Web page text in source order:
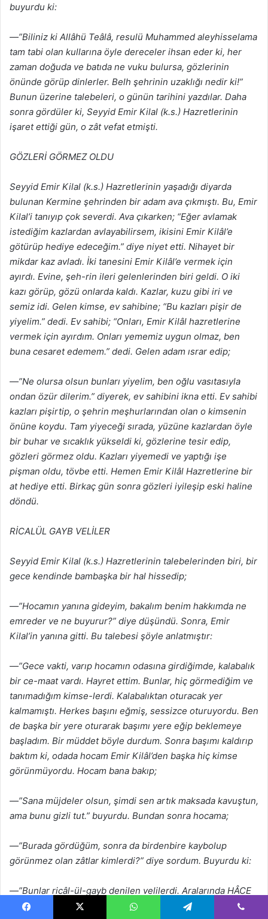
buyurdu ki:
—”Biliniz ki Allâhü Teâlâ, resulü Muhammed aleyhisselama
tam tabi olan kullarına öyle dereceler ihsan eder ki, her
zaman doğuda ve batıda ne vuku bulursa, gözlerinin
önünde görüp dinlerler. Belh şehrinin uzaklığı nedir ki!”
Bunun üzerine talebeleri, o günün tarihini yazdılar. Daha
sonra gördüler ki, Seyyid Emir Kilal (k.s.) Hazretlerinin
işaret ettiği gün, o zât vefat etmişti.
GÖZLERİ GÖRMEZ OLDU
Seyyid Emir Kilal (k.s.) Hazretlerinin yaşadığı diyarda
bulunan Kermine şehrinden bir adam ava çıkmıştı. Bu, Emir
Kilal’i tanıyıp çok severdi. Ava çıkarken; “Eğer avlamak
istediğim kazlardan avlayabilirsem, ikisini Emir Kilâl’e
götürüp hediye edeceğim.” diye niyet etti. Nihayet bir
mikdar kaz avladı. İki tanesini Emir Kilâl’e vermek için
ayırdı. Evine, şeh-rin ileri gelenlerinden biri geldi. O iki
kazı görüp, gözü onlarda kaldı. Kazlar, kuzu gibi iri ve
semiz idi. Gelen kimse, ev sahibine; “Bu kazları pişir de
yiyelim.” dedi. Ev sahibi; “Onları, Emir Kilâl hazretlerine
vermek için ayırdım. Onları yememiz uygun olmaz, ben
buna cesaret edemem.” dedi. Gelen adam ısrar edip;
—”Ne olursa olsun bunları yiyelim, ben oğlu vasıtasıyla
ondan özür dilerim.” diyerek, ev sahibini ikna etti. Ev sahibi
kazları pişirtip, o şehrin meşhurlarından olan o kimsenin
önüne koydu. Tam yiyeceği sırada, yüzüne kazlardan öyle
bir buhar ve sıcaklık yükseldi ki, gözlerine tesir edip,
gözleri görmez oldu. Kazları yiyemedi ve yaptığı işe
pişman oldu, tövbe etti. Hemen Emir Kilâl Hazretlerine bir
at hediye etti. Birkaç gün sonra gözleri iyileşip eski haline
döndü.
RİCALÜL GAYB VELİLER
Seyyid Emir Kilal (k.s.) Hazretlerinin talebelerinden biri, bir
gece kendinde bambaşka bir hal hissedip;
—”Hocamın yanına gideyim, bakalım benim hakkımda ne
emreder ve ne buyurur?” diye düşündü. Sonra, Emir
Kilal’in yanına gitti. Bu talebesi şöyle anlatmıştır:
—”Gece vakti, varıp hocamın odasına girdiğimde, kalabalık
bir ce-maat vardı. Hayret ettim. Bunlar, hiç görmediğim ve
tanımadığım kimse-lerdi. Kalabalıktan oturacak yer
kalmamıştı. Herkes başını eğmiş, sessizce oturuyordu. Ben
de başka bir yere oturarak başımı yere eğip beklemeye
başladım. Bir müddet böyle durdum. Sonra başımı kaldırıp
baktım ki, odada hocam Emir Kilâl’den başka hiç kimse
görünmüyordu. Hocam bana bakıp;
—”Sana müjdeler olsun, şimdi sen artık maksada kavuştun,
ama bunu gizli tut.” buyurdu. Bundan sonra hocama;
—”Burada gördüğüm, sonra da birdenbire kaybolup
görünmez olan zâtlar kimlerdi?” diye sordum. Buyurdu ki:
—”Bunlar ricâl-ül-gayb denilen velilerdi. Aralarında HÂCE
Gülan ve Abdülhalik Gucdüvani de vardı. Bunlar öyle